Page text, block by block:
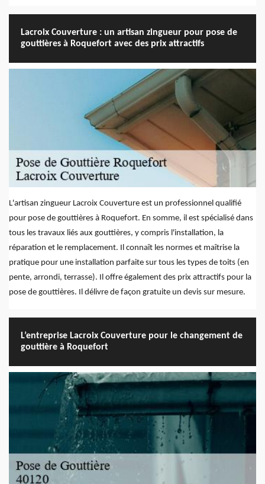
Lacroix Couverture : un artisan zingueur pour pose de
gouttières à Roquefort avec des prix attractifs
L'artisan zingueur Lacroix Couverture est un professionnel qualifié
pour pose de gouttières à Roquefort. En somme, il est spécialisé dans
tous les travaux liés aux gouttières, y compris l'installation, la
réparation et le remplacement. Il connaît les normes et maîtrise la
pratique pour une installation parfaite sur tous les types de toits (en
pente, arrondi, terrasse). Il offre également des prix attractifs pour la
pose de gouttières. Il délivre de façon gratuite un devis sur mesure.
L’entreprise Lacroix Couverture pour le changement de
gouttière à Roquefort